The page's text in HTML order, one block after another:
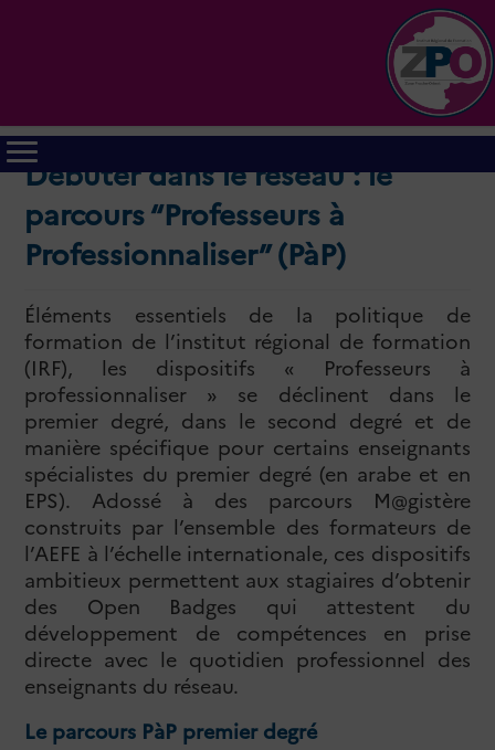
Débuter dans le réseau : le
parcours “Professeurs à
Professionnaliser” (PàP)
Éléments essentiels de la politique de
formation de l’institut régional de formation
(IRF), les dispositifs « Professeurs à
professionnaliser » se déclinent dans le
premier degré, dans le second degré et de
manière spécifique pour certains enseignants
spécialistes du premier degré (en arabe et en
EPS). Adossé à des parcours M@gistère
construits par l’ensemble des formateurs de
l’AEFE à l’échelle internationale, ces dispositifs
ambitieux permettent aux stagiaires d’obtenir
des Open Badges qui attestent du
développement de compétences en prise
directe avec le quotidien professionnel des
enseignants du réseau.
Le parcours PàP premier degré